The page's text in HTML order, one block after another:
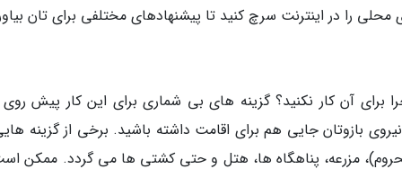
محلی را در اینترنت سرچ کنید تا پیشنهادهای مختلفی برای تان
برای آن کار نکنید؟ گزینه های بی شماری برای این کار پیش
بازوتان جایی هم برای اقامت داشته باشید. برخی از گزینه
مزرعه، پناهگاه ها، هتل و حتی کشتی ها می گردد. ممکن